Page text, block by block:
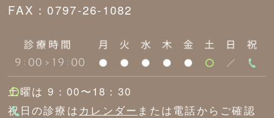
FAX：0797-26-1082
土曜は 9：00〜18：30
祝日の診療は カレンダー または電話からご確認